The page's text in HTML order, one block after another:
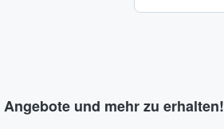
und mehr zu erhalten!